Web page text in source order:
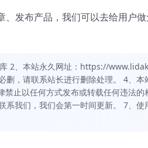
发布产品，我们可以去给用户
2、本站永久网址：https://
删，请联系站长进行删除处理。 4、
止以任何方式发布或转载任何违法
系我们，我们会第一时间更新。 7、